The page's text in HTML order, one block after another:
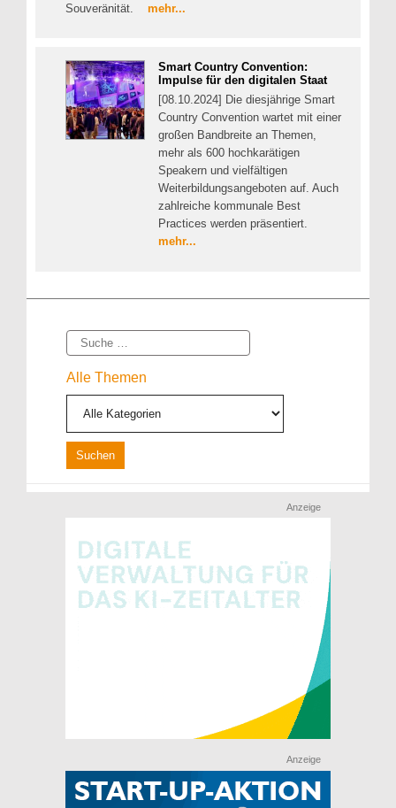
Souveränität. mehr...
Smart Country Convention:
Impulse für den digitalen Staat
[08.10.2024] Die diesjährige Smart
Country Convention wartet mit einer
großen Bandbreite an Themen,
mehr als 600 hochkarätigen
Speakern und vielfältigen
Weiterbildungsangeboten auf. Auch
zahlreiche kommunale Best
Practices werden präsentiert.
mehr...
Suche
Alle Themen
Anzeige
Anzeige